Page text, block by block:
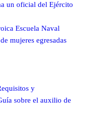
un oficial del Ejército
Escuela Naval
mujeres egresadas
y
sobre el auxilio de